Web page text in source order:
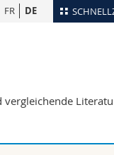
FR DE